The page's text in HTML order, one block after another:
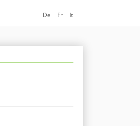
De Fr It